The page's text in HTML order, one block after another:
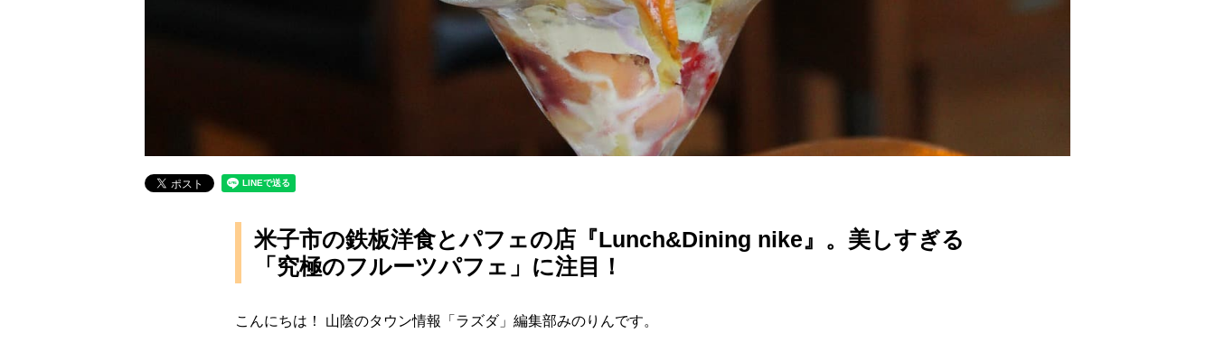
米子市の鉄板洋食とパフェの店『Lunch&Dining nike』。美しすぎる
「究極のフルーツパフェ」に注目！
こんにちは！ 山陰のタウン情報「ラズダ」編集部みのりんです。